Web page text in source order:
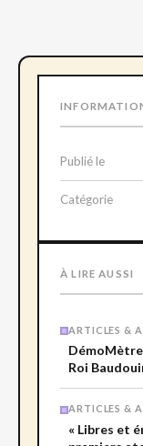
Publié le
Catégorie
À LIRE AUSSI
ARTICLES &
Roi
ARTICLES &
« Libres et